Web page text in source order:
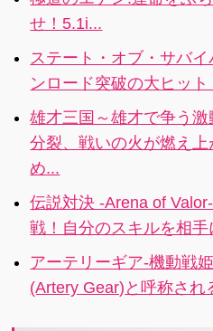
ックとアクシ
ョンを楽しも
う！4.4x
せ！5.1i...
ステート・オブ・サバ
ンロード突破の大ヒッ
雄才三国～雄才で争う
分裂、戦いの火が燃え
め...
伝説対決 -Arena of
戦！自分のスキルを相手
アーテリーギア-機動戦
(Artery Gear)と呼称され